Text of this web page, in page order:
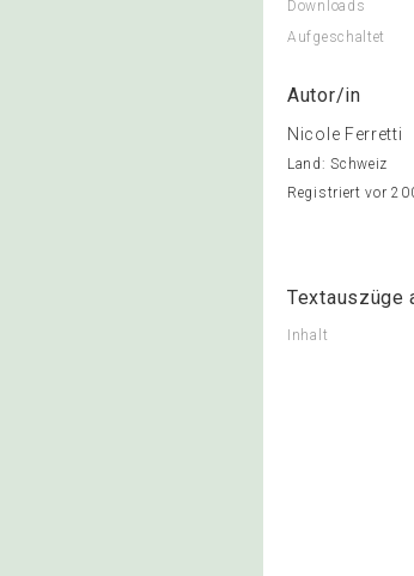
Downloads
Aufgeschaltet
Autor/in
Nicole Ferretti
Land: Schweiz
Registriert vor
Textauszüge
Inhalt